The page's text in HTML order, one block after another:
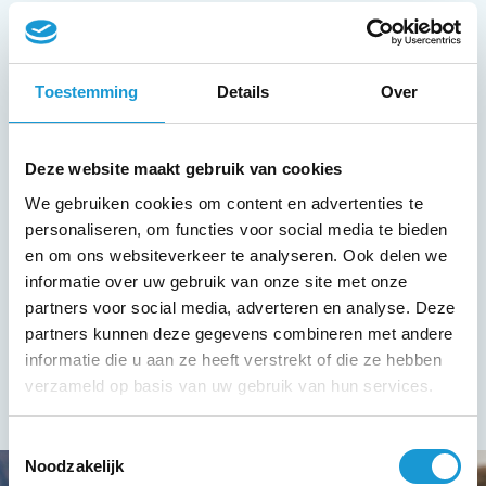
Toestemming Details Over
Deze website maakt gebruik van cookies
We gebruiken cookies om content en advertenties te
personaliseren, om functies voor social media te bieden
en om ons websiteverkeer te analyseren. Ook delen we
informatie over uw gebruik van onze site met onze
partners voor social media, adverteren en analyse. Deze
partners kunnen deze gegevens combineren met andere
informatie die u aan ze heeft verstrekt of die ze hebben
verzameld op basis van uw gebruik van hun services.
Noodzakelijk
ondernemen. Doelen stellen zonder plan
‘Als je blijft doen wat je doet, blijf je
krijgen wat je krijgt.’
– Rob Kimpen
Vorige stap: Wat is jouw plan voor
2020?
Volgende stap:Welke gevolgen
moeten jouw plannen hebben?